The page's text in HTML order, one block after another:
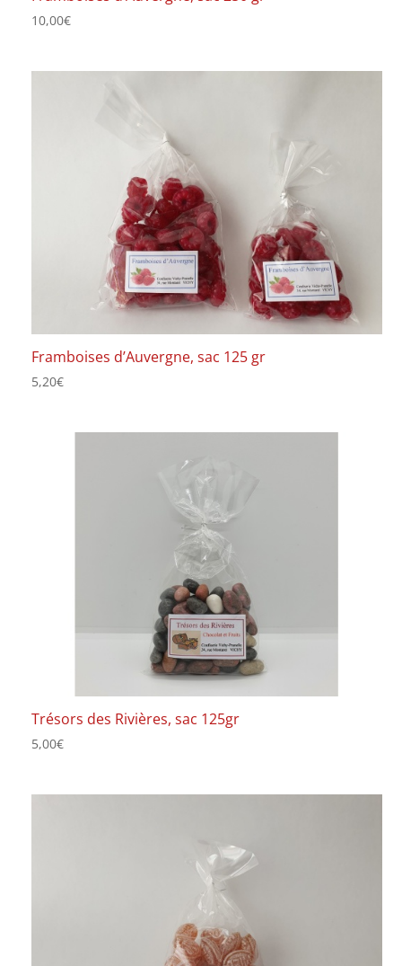
10,00€
Framboises d’Auvergne, sac 125 gr
5,20€
Trésors des Rivières, sac 125gr
5,00€